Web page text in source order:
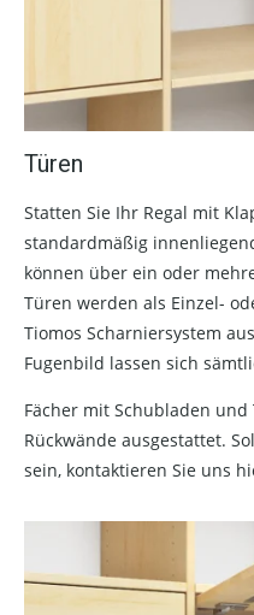
Türen
Statten Sie Ihr Regal mit
standardmäßig
können über ein oder
Türen werden als Einzel-
Tiomos Scharniersystem
Fugenbild lassen sich
Fächer mit Schubladen
Rückwände ausgestattet.
sein, kontaktieren Sie uns